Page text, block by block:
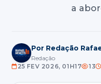
a
Por Redação
Redação
25 FEV 2026, 01H17
13